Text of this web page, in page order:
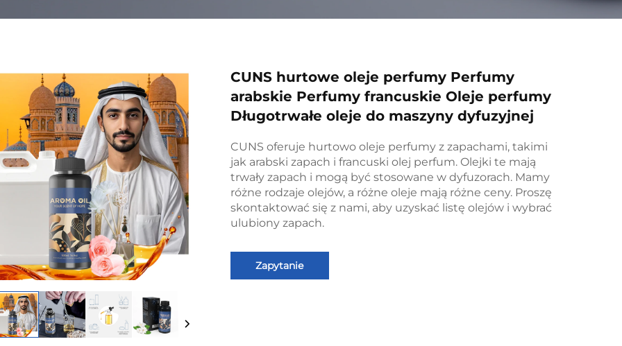
CUNS hurtowe oleje perfumy Perfumy
arabskie Perfumy francuskie Oleje perfumy
Długotrwałe oleje do maszyny dyfuzyjnej
CUNS oferuje hurtowo oleje perfumy z zapachami, takimi
jak arabski zapach i francuski olej perfum. Olejki te mają
trwały zapach i mogą być stosowane w dyfuzorach. Mamy
różne rodzaje olejów, a różne oleje mają różne ceny. Proszę
skontaktować się z nami, aby uzyskać listę olejów i wybrać
ulubiony zapach.
Zapytanie